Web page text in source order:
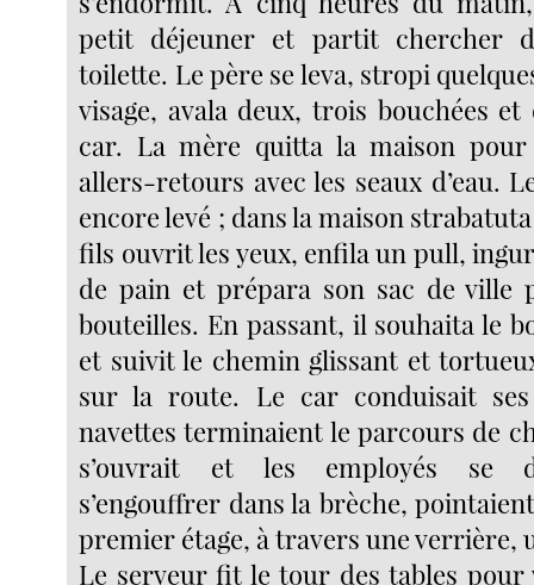
petit déjeuner et partit chercher
toilette. Le père se leva, stropi
visage, avala deux, trois bouchées
car. La mère quitta la maison pour
allers-retours avec les seaux d’eau.
encore levé ; dans la maison
fils ouvrit les yeux, enfila un pull,
de pain et prépara son sac de ville
bouteilles. En passant, il souhaita le
et suivit le chemin glissant et
sur la route. Le car conduisait ses
navettes terminaient le parcours de
s’ouvrait et les employés se
s’engouffrer dans la brèche,
premier étage, à travers une verrière,
Le serveur fit le tour des tables